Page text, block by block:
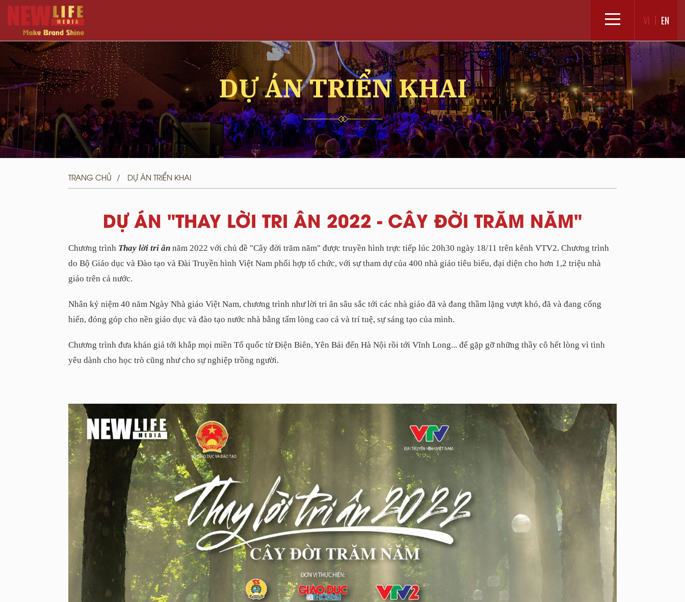
VI EN
DỰ ÁN TRIỂN KHAI
TRANG CHỦ DỰ ÁN TRIỂN KHAI
DỰ ÁN "THAY LỜI TRI ÂN 2022 - CÂY ĐỜI TRĂM NĂM"
Chương trình Thay lời tri ân năm 2022 với chủ đề "Cây đời trăm năm" được truyền hình trực tiếp lúc 20h30 ngày 18/11 trên kênh VTV2. Chương trình
do Bộ Giáo dục và Đào tạo và Đài Truyền hình Việt Nam phối hợp tổ chức, với sự tham dự của 400 nhà giáo tiêu biểu, đại diện cho hơn 1,2 triệu nhà
giáo trên cả nước.
Nhân kỷ niệm 40 năm Ngày Nhà giáo Việt Nam, chương trình như lời tri ân sâu sắc tới các nhà giáo đã và đang thầm lặng vượt khó, đã và đang cống
hiến, đóng góp cho nền giáo dục và đào tạo nước nhà bằng tấm lòng cao cả và trí tuệ, sự sáng tạo của mình.
Chương trình đưa khán giả tới khắp mọi miền Tổ quốc từ Điện Biên, Yên Bái đến Hà Nội rồi tới Vĩnh Long... để gặp gỡ những thầy cô hết lòng vì tình
yêu dành cho học trò cũng như cho sự nghiệp trồng người.